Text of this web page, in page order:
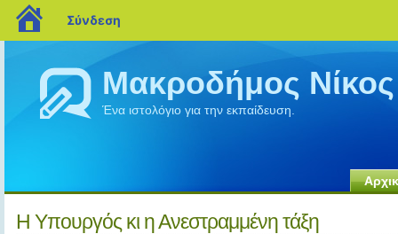
blogs.sch.gr
Σύνδεση
Μακροδήμος Νίκος
Ένα ιστολόγιο για την εκπαίδευση.
Η Υπουργός κι η Ανεστραμμένη τάξη